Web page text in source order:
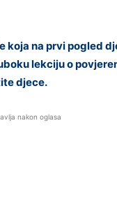
koja na prvi pogled
lekciju o
djece.
nakon oglasa